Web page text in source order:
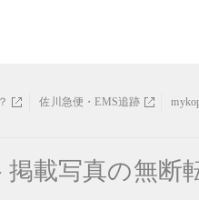
佐川急便・EMS追跡
載写真の無断